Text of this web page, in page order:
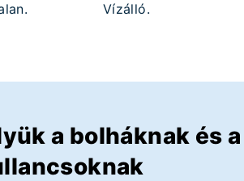
Vízálló.
a bolháknak és a